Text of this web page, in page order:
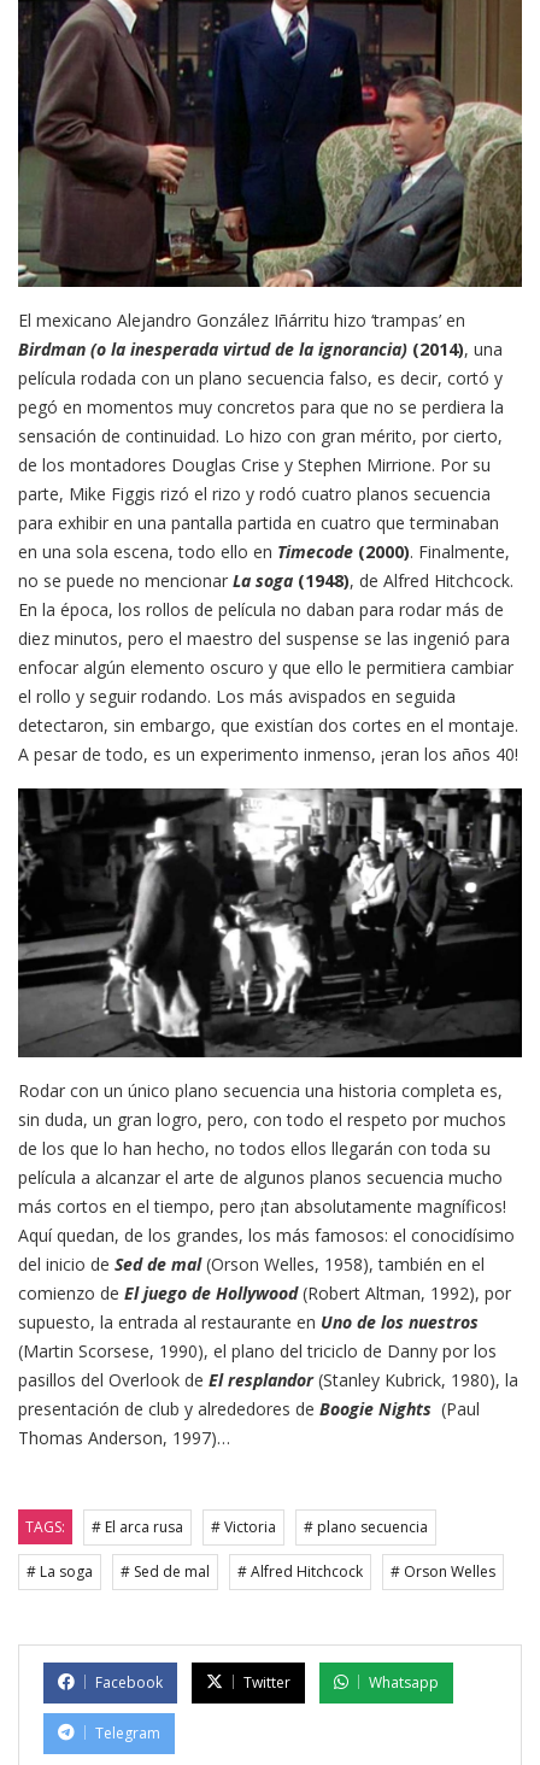
El mexicano Alejandro González Iñárritu hizo ‘trampas’ en
Birdman (o la inesperada virtud de la ignorancia) (2014), una
película rodada con un plano secuencia falso, es decir, cortó y
pegó en momentos muy concretos para que no se perdiera la
sensación de continuidad. Lo hizo con gran mérito, por cierto,
de los montadores Douglas Crise y Stephen Mirrione. Por su
parte, Mike Figgis rizó el rizo y rodó cuatro planos secuencia
para exhibir en una pantalla partida en cuatro que terminaban
en una sola escena, todo ello en Timecode (2000). Finalmente,
no se puede no mencionar La soga (1948), de Alfred Hitchcock.
En la época, los rollos de película no daban para rodar más de
diez minutos, pero el maestro del suspense se las ingenió para
enfocar algún elemento oscuro y que ello le permitiera cambiar
el rollo y seguir rodando. Los más avispados en seguida
detectaron, sin embargo, que existían dos cortes en el montaje.
A pesar de todo, es un experimento inmenso, ¡eran los años 40!
Rodar con un único plano secuencia una historia completa es,
sin duda, un gran logro, pero, con todo el respeto por muchos
de los que lo han hecho, no todos ellos llegarán con toda su
película a alcanzar el arte de algunos planos secuencia mucho
más cortos en el tiempo, pero ¡tan absolutamente magníficos!
Aquí quedan, de los grandes, los más famosos: el conocidísimo
del inicio de Sed de mal(Orson Welles, 1958), también en el
comienzo de El juego de Hollywood(Robert Altman, 1992), por
supuesto, la entrada al restaurante en Uno de los nuestros
(Martin Scorsese, 1990), el plano del triciclo de Danny por los
pasillos del Overlook de El resplandor(Stanley Kubrick, 1980), la
presentación de club y alrededores de Boogie Nights (Paul
Thomas Anderson, 1997)…
TAGS: # El arca rusa # Victoria # plano secuencia
# La soga # Sed de mal # Alfred Hitchcock # Orson Welles
Facebook Twitter Whatsapp
Telegram